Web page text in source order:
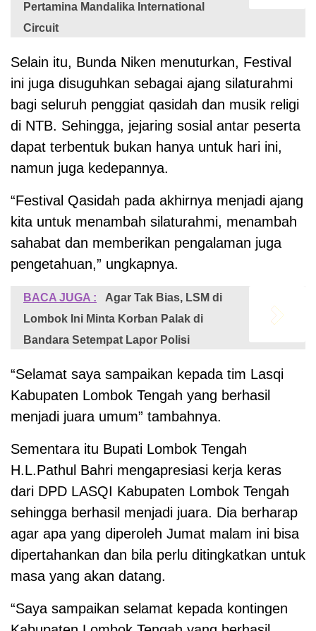
Pertamina Mandalika International
Circuit
Selain itu, Bunda Niken menuturkan, Festival
ini juga disuguhkan sebagai ajang silaturahmi
bagi seluruh penggiat qasidah dan musik religi
di NTB. Sehingga, jejaring sosial antar peserta
dapat terbentuk bukan hanya untuk hari ini,
namun juga kedepannya.
“Festival Qasidah pada akhirnya menjadi ajang
kita untuk menambah silaturahmi, menambah
sahabat dan memberikan pengalaman juga
pengetahuan,” ungkapnya.
BACA JUGA :
Agar Tak Bias, LSM di
Lombok Ini Minta Korban Palak di
Bandara Setempat Lapor Polisi
“Selamat saya sampaikan kepada tim Lasqi
Kabupaten Lombok Tengah yang berhasil
menjadi juara umum” tambahnya.
Sementara itu Bupati Lombok Tengah
H.L.Pathul Bahri mengapresiasi kerja keras
dari DPD LASQI Kabupaten Lombok Tengah
sehingga berhasil menjadi juara. Dia berharap
agar apa yang diperoleh Jumat malam ini bisa
dipertahankan dan bila perlu ditingkatkan untuk
masa yang akan datang.
“Saya sampaikan selamat kepada kontingen